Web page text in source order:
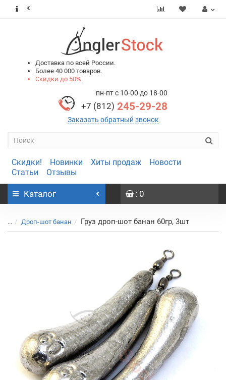
Доставка по всей России.
Более 40 000 товаров.
Скидки до 50%.
пн-пт с 10-00 до 18-00
+7 (812) 245-29-28
Заказать обратный звонок
Скидки! Новинки Хиты продаж
Новости
Статьи
Отзывы
Каталог : 0
... Дроп-шот банан Груз дроп-шот банан 60гр, 3шт